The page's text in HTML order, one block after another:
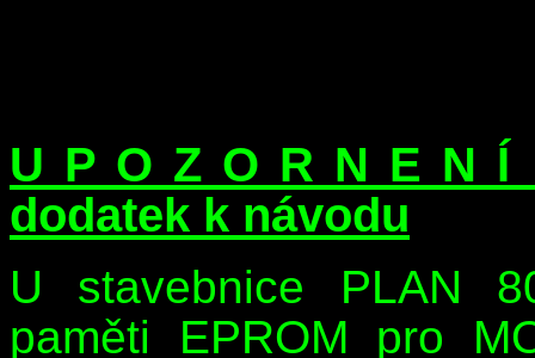
U P O Z O R N E
dodatek k návodu
U stavebnice PLAN
paměti EPROM pro